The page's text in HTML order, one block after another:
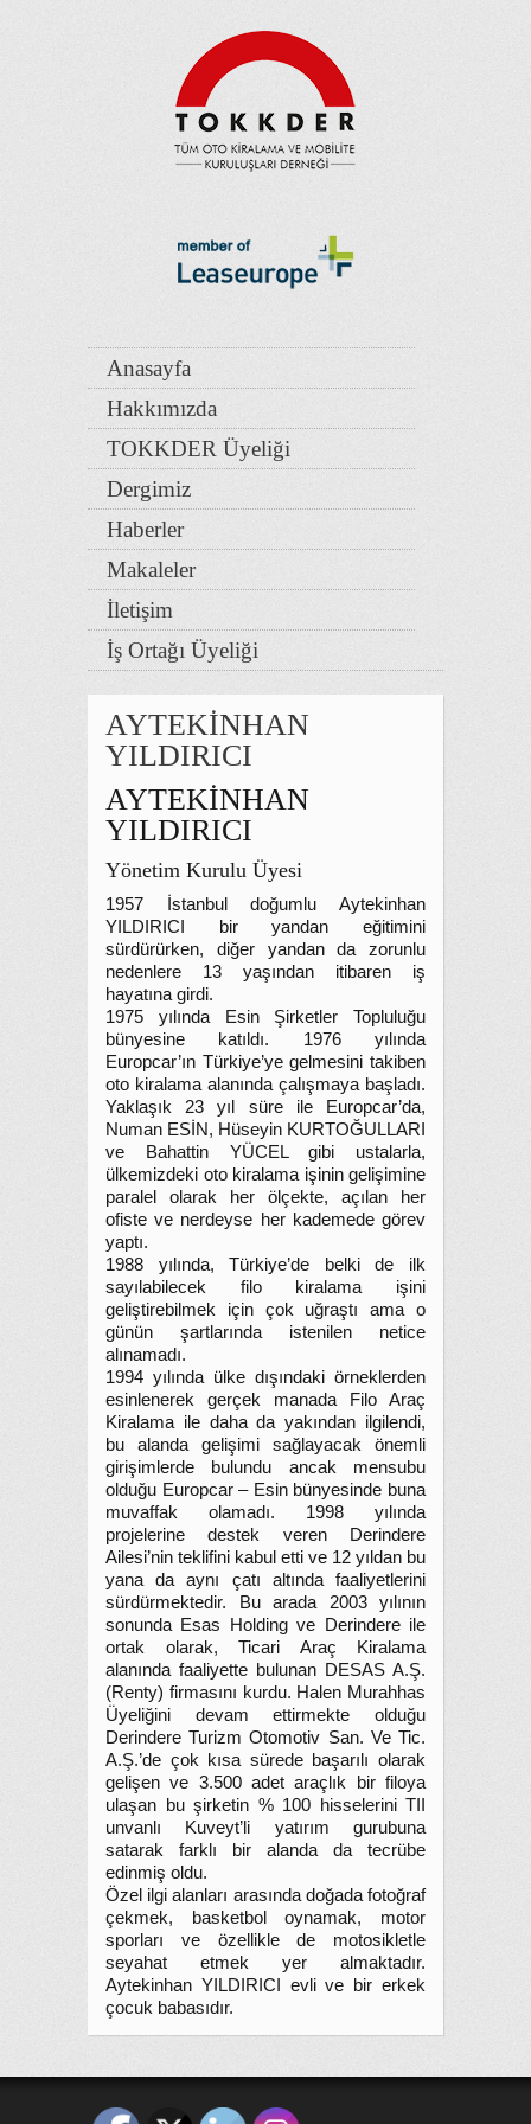
Anasayfa
Hakkımızda
TOKKDER Üyeliği
Dergimiz
Haberler
Makaleler
İletişim
İş Ortağı Üyeliği
AYTEKİNHAN
YILDIRICI
AYTEKİNHAN
YILDIRICI
Yönetim Kurulu Üyesi
1957 İstanbul doğumlu Aytekinhan
YILDIRICI bir yandan eğitimini
sürdürürken, diğer yandan da zorunlu
nedenlere 13 yaşından itibaren iş
hayatına girdi.
1975 yılında Esin Şirketler Topluluğu
bünyesine katıldı. 1976 yılında
Europcar’ın Türkiye’ye gelmesini takiben
oto kiralama alanında çalışmaya başladı.
Yaklaşık 23 yıl süre ile Europcar’da,
Numan ESİN, Hüseyin KURTOĞULLARI
ve Bahattin YÜCEL gibi ustalarla,
ülkemizdeki oto kiralama işinin gelişimine
paralel olarak her ölçekte, açılan her
ofiste ve nerdeyse her kademede görev
yaptı.
1988 yılında, Türkiye’de belki de ilk
sayılabilecek filo kiralama işini
geliştirebilmek için çok uğraştı ama o
günün şartlarında istenilen netice
alınamadı.
1994 yılında ülke dışındaki örneklerden
esinlenerek gerçek manada Filo Araç
Kiralama ile daha da yakından ilgilendi,
bu alanda gelişimi sağlayacak önemli
girişimlerde bulundu ancak mensubu
olduğu Europcar – Esin bünyesinde buna
muvaffak olamadı. 1998 yılında
projelerine destek veren Derindere
Ailesi’nin teklifini kabul etti ve 12 yıldan bu
yana da aynı çatı altında faaliyetlerini
sürdürmektedir. Bu arada 2003 yılının
sonunda Esas Holding ve Derindere ile
ortak olarak, Ticari Araç Kiralama
alanında faaliyette bulunan DESAS A.Ş.
(Renty) firmasını kurdu. Halen Murahhas
Üyeliğini devam ettirmekte olduğu
Derindere Turizm Otomotiv San. Ve Tic.
A.Ş.’de çok kısa sürede başarılı olarak
gelişen ve 3.500 adet araçlık bir filoya
ulaşan bu şirketin % 100 hisselerini TII
unvanlı Kuveyt’li yatırım gurubuna
satarak farklı bir alanda da tecrübe
edinmiş oldu.
Özel ilgi alanları arasında doğada fotoğraf
çekmek, basketbol oynamak, motor
sporları ve özellikle de motosikletle
seyahat etmek yer almaktadır.
Aytekinhan YILDIRICI evli ve bir erkek
çocuk babasıdır.